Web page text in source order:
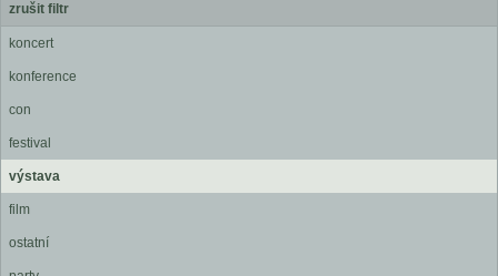
zrušit filtr
koncert
konference
con
festival
výstava
film
ostatní